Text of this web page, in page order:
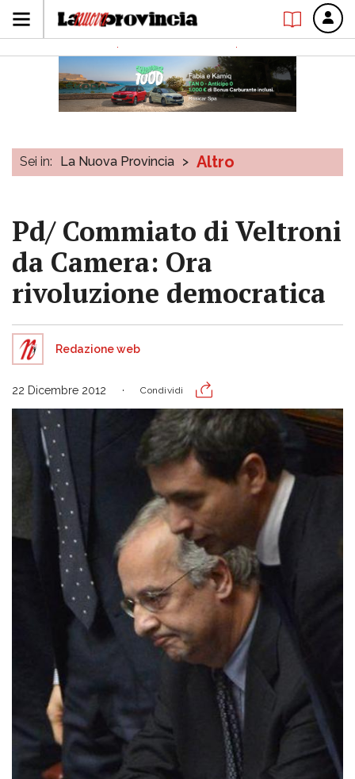
Sei in: La Nuova Provincia > Altro
Pd/ Commiato di Veltroni
da Camera: Ora
rivoluzione democratica
Redazione web
22 Dicembre 2012 Condividi